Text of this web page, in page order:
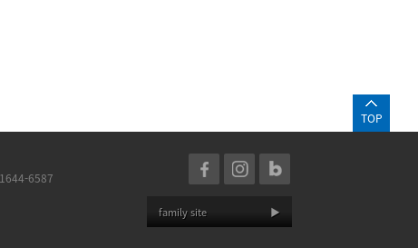
TOP
1644-6587
family site ▶